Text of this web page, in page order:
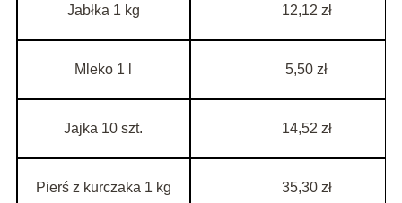
Jabłka 1 kg 12,12 zł
Mleko 1 l 5,50 zł
Jajka 10 szt. 14,52 zł
Pierś z kurczaka 1 kg 35,30 zł